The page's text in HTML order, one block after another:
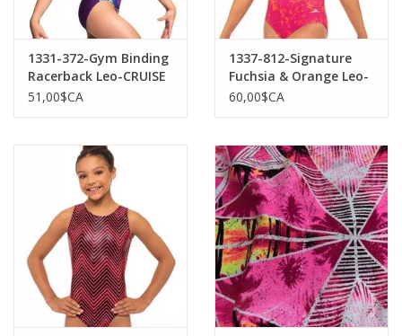
1331-372-Gym Binding
Racerback Leo-CRUISE
51,00$CA
1337-812-Signature
Fuchsia & Orange Leo-
LA
60,00$CA